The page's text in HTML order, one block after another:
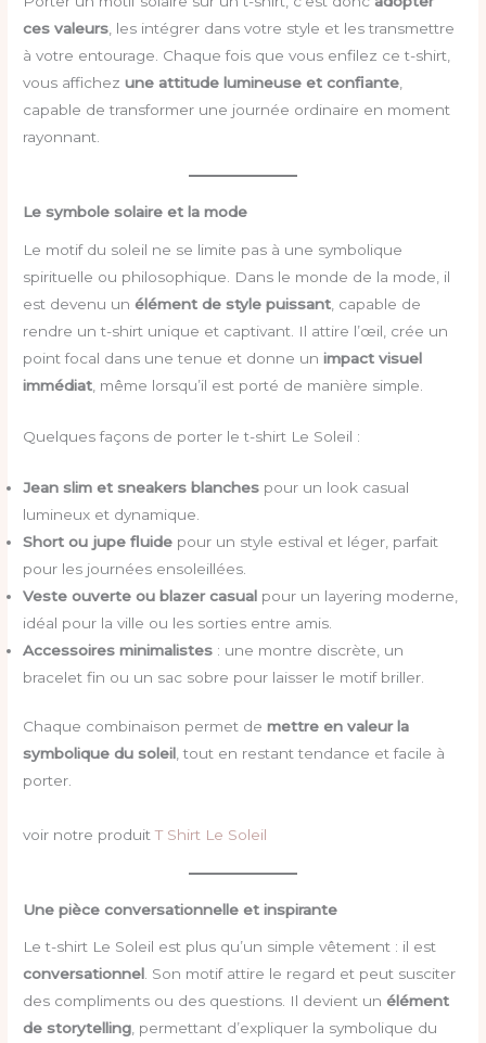
ces valeurs, les intégrer dans votre style et les transmettre
à votre entourage. Chaque fois que vous enfilez ce t-shirt,
vous affichezune attitude lumineuse et confiante,
capable de transformer une journée ordinaire en moment
rayonnant.
Le symbole solaire et la mode
Le motif du soleil ne se limite pas à une symbolique
spirituelle ou philosophique. Dans le monde de la mode, il
est devenu unélément de style puissant , capable de
rendre un t-shirt unique et captivant. Il attire l’œil, crée un
point focal dans une tenue et donne unimpact visuel
immédiat , même lorsqu’il est porté de manière simple.
Quelques façons de porter le t-shirt Le Soleil :
Jean slim et sneakers blanches pour un look casual
lumineux et dynamique.
Short ou jupe fluide pour un style estival et léger, parfait
pour les journées ensoleillées.
Veste ouverte ou blazer casual pour un layering moderne,
idéal pour la ville ou les sorties entre amis.
Accessoires minimalistes : une montre discrète, un
bracelet fin ou un sac sobre pour laisser le motif briller.
Chaque combinaison permet demettre en valeur la
symbolique du soleil , tout en restant tendance et facile à
porter.
voir notre produitT Shirt Le Soleil
Une pièce conversationnelle et inspirante
Le t-shirt Le Soleil est plus qu’un simple vêtement : il est
conversationnel. Son motif attire le regard et peut susciter
des compliments ou des questions. Il devient unélément
de storytelling, permettant d’expliquer la symbolique du